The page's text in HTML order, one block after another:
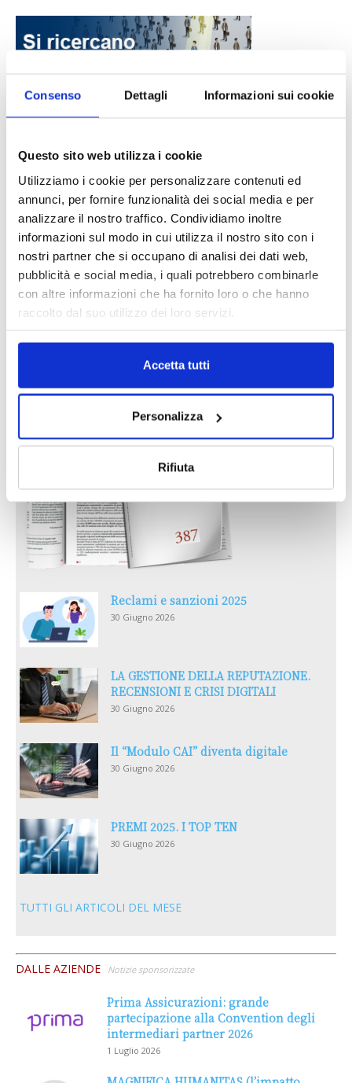
Consenso Dettagli Informazioni sui cookie
Questo sito web utilizza i cookie
Utilizziamo i cookie per personalizzare contenuti ed
annunci, per fornire funzionalità dei social media e per
analizzare il nostro traffico. Condividiamo inoltre
informazioni sul modo in cui utilizza il nostro sito con i
nostri partner che si occupano di analisi dei dati web,
pubblicità e social media, i quali potrebbero combinarle
con altre informazioni che ha fornito loro o che hanno
raccolto dal suo utilizzo dei loro servizi.
Accetta tutti
Personalizza
Rifiuta
Prima Assicurazioni: grande
partecipazione alla Convention degli
intermediari partner 2026
MAGNIFICA HUMANITAS (l’impatto
dell’IA sul futuro e oltre)
1 Luglio 2026
IL MENSILE ASSINEWS LUGLIO-
AGOSTO 2026
Reclami e sanzioni 2025
30 Giugno 2026
LA GESTIONE DELLA REPUTAZIONE.
RECENSIONI E CRISI DIGITALI
30 Giugno 2026
Il “Modulo CAI” diventa digitale
30 Giugno 2026
PREMI 2025. I TOP TEN
30 Giugno 2026
TUTTI GLI ARTICOLI DEL MESE
DALLE AZIENDE Notizie sponsorizzate
Prima Assicurazioni: grande
partecipazione alla Convention degli
intermediari partner 2026
1 Luglio 2026